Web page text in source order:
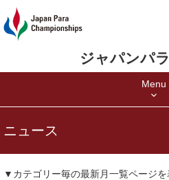
ジャパンパ
Menu
ニュース
▼カテゴリー毎の最新月一覧ページを